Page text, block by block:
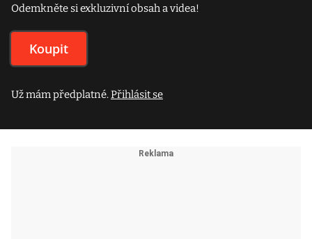
Odemkněte si exkluzivní obsah a videa!
Koupit
Už mám předplatné.Přihlásit se